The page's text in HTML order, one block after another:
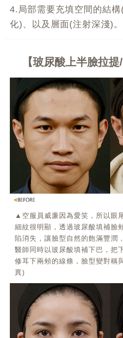
4.局部需要充填空間的結
化)、以及層面(注射深淺)。
玻尿酸上半臉拉
▲空服員威廉因為愛笑，所以眼
細紋很明顯，透過玻尿酸填補臉
陷消失，讓臉型自然的飽滿豐潤
醫師同時以玻尿酸填補下巴，把
修耳下兩頰的線條，臉型變對稱
異)